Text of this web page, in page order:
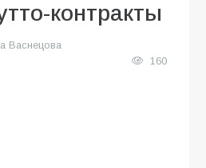
контракты
Васнецова
160